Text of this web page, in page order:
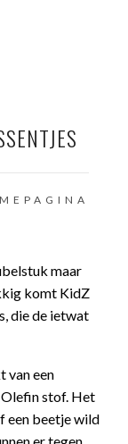
maar
komt KidZ
die de ietwat
van een
stof. Het
een beetje wild